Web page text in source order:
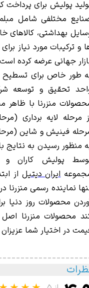
پولیش برای پرداخت
مختلفی شامل
بهداشتی، کالاهای
و ترکیبات مورد نیاز
جهانی عرضه کرده
طور خاص برای تسطیح
تحقیق و توسعه
منزرنا با
مرحله لایه برداری
فینیش و شاین
منظور رسیدن به نتایج
پولیش کاران و
ایران دیتیل
نماینده رسمی منزرنا
محصولات روز دنیا
محصولات منزرنا
در اختیار شما